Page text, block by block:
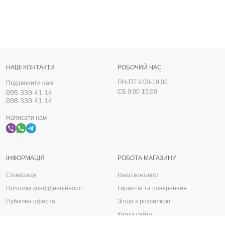
НАШІ КОНТАКТИ
Подзвонити нам
095 339 41 14
098 339 41 14
Написати нам
РОБОТА МАГАЗИНУ
Наші контакти
Гарантія та повернення
Згода з розсилкою
Карта сайту
ІНФОРМАЦІЯ
Співпраця
Політика конфіденційності
Публічна оферта
РОБОЧИЙ ЧАС
ПН-ПТ 9:00-19:00
СБ 9:00-15:00